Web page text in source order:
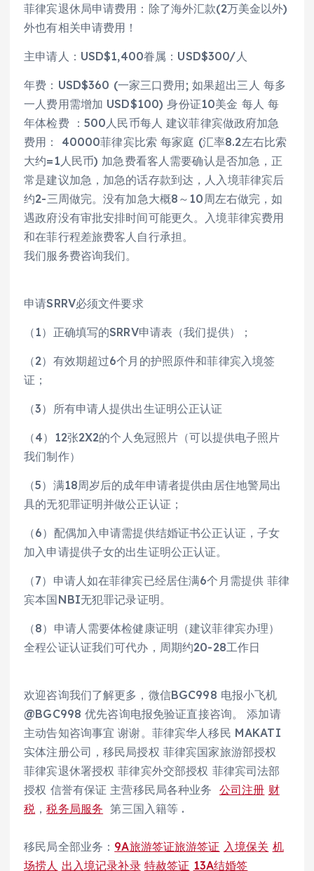
菲律宾退休局申请费用：除了海外汇款(2万美金以外)
外也有相关申请费用！
主申请人：USD$1,400眷属：USD$300/人
年费：USD$360 (一家三口费用; 如果超出三人 每多
一人费用需增加 USD$100) 身份证10美金 每人 每
年体检费 ：500人民币每人 建议菲律宾做政府加急
费用： 40000菲律宾比索 每家庭 (汇率8.2左右比索
大约=1人民币) 加急费看客人需要确认是否加急，正
常是建议加急，加急的话存款到达，人入境菲律宾后
约2-三周做完。没有加急大概8～10周左右做完，如
遇政府没有审批安排时间可能更久。入境菲律宾费用
和在菲行程差旅费客人自行承担。
我们服务费咨询我们。
申请SRRV必须文件要求
（1）正确填写的SRRV申请表（我们提供）；
（2）有效期超过6个月的护照原件和菲律宾入境签
证；
（3）所有申请人提供出生证明公正认证
（4）12张2X2的个人免冠照片（可以提供电子照片
我们制作）
（5）满18周岁后的成年申请者提供由居住地警局出
具的无犯罪证明并做公正认证；
（6）配偶加入申请需提供结婚证书公正认证，子女
加入申请提供子女的出生证明公正认证。
（7）申请人如在菲律宾已经居住满6个月需提供 菲律
宾本国NBI无犯罪记录证明。
（8）申请人需要体检健康证明（建议菲律宾办理）
全程公证认证我们可代办，周期约20-28工作日
欢迎咨询我们了解更多，微信BGC998 电报小飞机
@BGC998 优先咨询电报免验证直接咨询。 添加请
主动告知咨询事宜 谢谢。菲律宾华人移民 MAKATI
实体注册公司，移民局授权 菲律宾国家旅游部授权
菲律宾退休署授权 菲律宾外交部授权 菲律宾司法部
授权 信誉有保证 主营移民局各种业务 公司注册 财
税 ，税务局服务 第三国入籍等 .
移民局全部业务： 9A旅游签证旅游签证 入境保关 机
场捞人 出入境记录补录 特赦签证 13A结婚签